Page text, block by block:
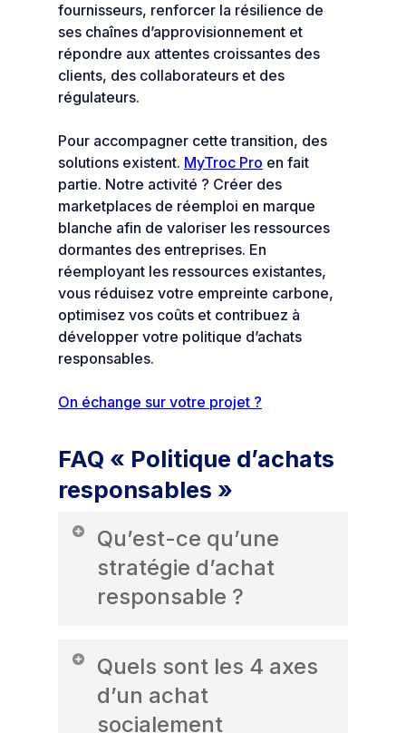
fournisseurs, renforcer la résilience de
ses chaînes d’approvisionnement et
répondre aux attentes croissantes des
clients, des collaborateurs et des
régulateurs.
Pour accompagner cette transition, des
solutions existent. MyTroc Pro en fait
partie. Notre activité ? Créer des
marketplaces de réemploi en marque
blanche afin de valoriser les ressources
dormantes des entreprises. En
réemployant les ressources existantes,
vous réduisez votre empreinte carbone,
optimisez vos coûts et contribuez à
développer votre politique d’achats
responsables.
On échange sur votre projet ?
FAQ « Politique d’achats
responsables »
Qu’est-ce qu’une
stratégie d’achat
responsable ?
consiste à intégrer descritères
sociaux, environnementaux,
éthiques et économiques
Quels sont les 4 axes
d’un achat
socialement